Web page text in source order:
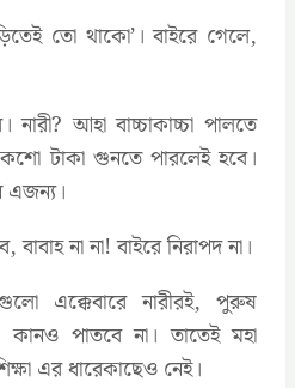
তো থাকো’। বাইরে গেলে,
আহা বাচ্চাকাচ্চা পালতে
টাকা গুনতে পারলেই হবে।
এজন্য।
বাবাহ না না! বাইরে নিরাপদ না।
এক্কেবারে নারীরই, পুরুষ
পাতবে না। তাতেই মহা
এর ধারেকাছেও নেই।